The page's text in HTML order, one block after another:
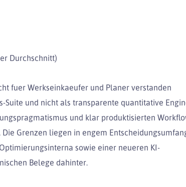
Durchschnitt)
fuer Werkseinkaeufer und Planer verstanden
und nicht als transparente quantitative
und klar produktisierten
Grenzen liegen in engem
sowie einer neueren KI-
Belege dahinter.